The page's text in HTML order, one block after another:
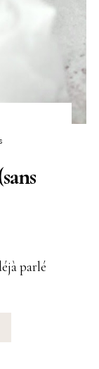
parlé